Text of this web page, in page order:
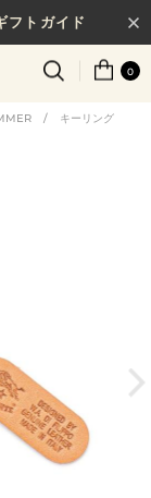
フトガイド
0
/ キーリング